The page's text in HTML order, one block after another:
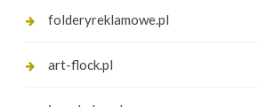
folderyreklamowe.pl
art-flock.pl